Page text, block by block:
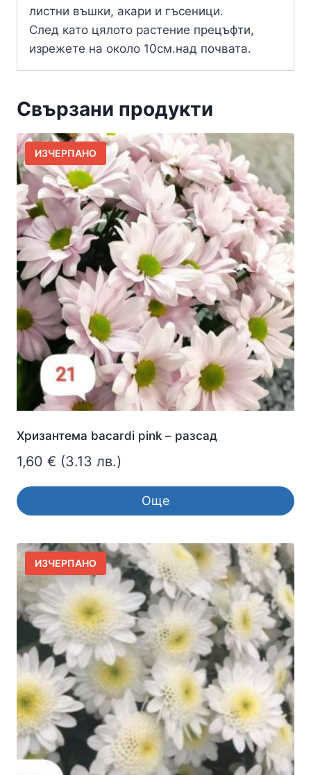
листни въшки, акари и гъсеници.
След като цялото растение прецъфти,
изрежете на около 10см.над почвата.
Свързани продукти
ИЗЧЕРПАНО
Хризантема bacardi pink – разсад
1,60 € (3.13 лв.)
Още
ИЗЧЕРПАНО